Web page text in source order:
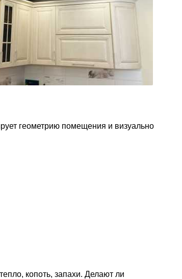
геометрию помещения и визуально
копоть, запахи. Делают ли